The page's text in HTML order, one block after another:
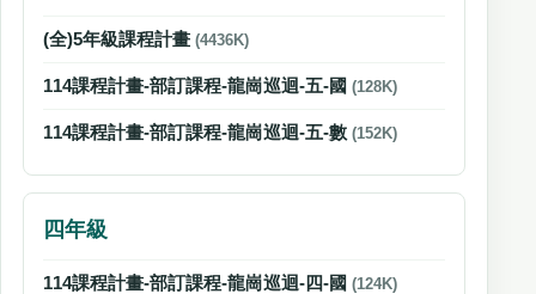
(全)5年級課程計畫 (4436K)
114課程計畫-部訂課程-龍崗巡迴-五-國 (128K)
114課程計畫-部訂課程-龍崗巡迴-五-數 (152K)
四年級
114課程計畫-部訂課程-龍崗巡迴-四-國 (124K)